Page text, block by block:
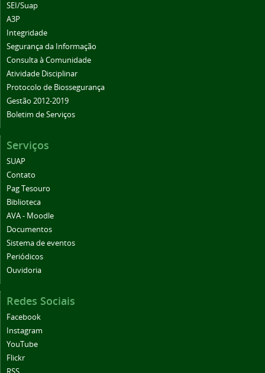
SEI/Suap
A3P
Integridade
Segurança da Informação
Consulta à Comunidade
Atividade Disciplinar
Protocolo de Biossegurança
Gestão 2012-2019
Boletim de Serviços
Serviços
SUAP
Contato
Pag Tesouro
Biblioteca
AVA - Moodle
Documentos
Sistema de eventos
Periódicos
Ouvidoria
Redes Sociais
Facebook
Instagram
YouTube
Flickr